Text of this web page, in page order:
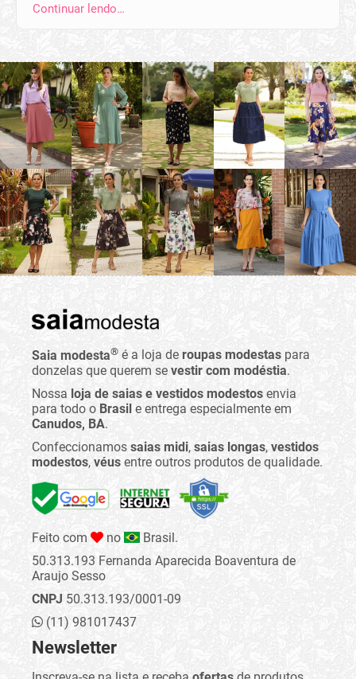
Continuar lendo…
Saia modesta® é a loja de roupas modestas para
donzelas que querem se vestir com modéstia.
Nossa loja de saias e vestidos modestos envia
para todo o Brasil e entrega especialmente em
Canudos, BA.
Confeccionamos saias midi, saias longas, vestidos
modestos, véus entre outros produtos de qualidade.
Feito com no
Brasil.
50.313.193 Fernanda Aparecida Boaventura de
Araujo Sesso
CNPJ 50.313.193/0001-09
(11) 981017437
Newsletter